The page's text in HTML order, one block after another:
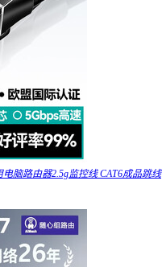
脑路由器2.5g监控线 CAT6成品跳线